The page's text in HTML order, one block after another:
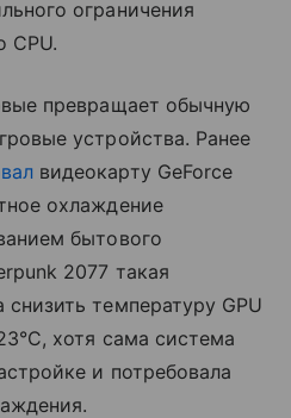
ограничения
CPU.
превращает обычную
устройства. Ранее
видеокарту GeForce
охлаждение
бытового
2077 такая
температуру GPU
хотя сама система
и потребовала